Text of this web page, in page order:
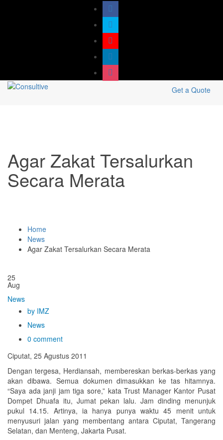
Get a Quote
Agar Zakat Tersalurkan
Secara Merata
Home
News
Agar Zakat Tersalurkan Secara Merata
25
Aug
News
by IMZ
News
0 comment
Ciputat, 25 Agustus 2011
Dengan tergesa, Herdiansah, membereskan berkas-berkas yang
akan dibawa. Semua dokumen dimasukkan ke tas hitamnya.
“Saya ada janji jam tiga sore,” kata Trust Manager Kantor Pusat
Dompet Dhuafa itu, Jumat pekan lalu. Jam dinding menunjuk
pukul 14.15. Artinya, ia hanya punya waktu 45 menit untuk
menyusuri jalan yang membentang antara Ciputat, Tangerang
Selatan, dan Menteng, Jakarta Pusat.